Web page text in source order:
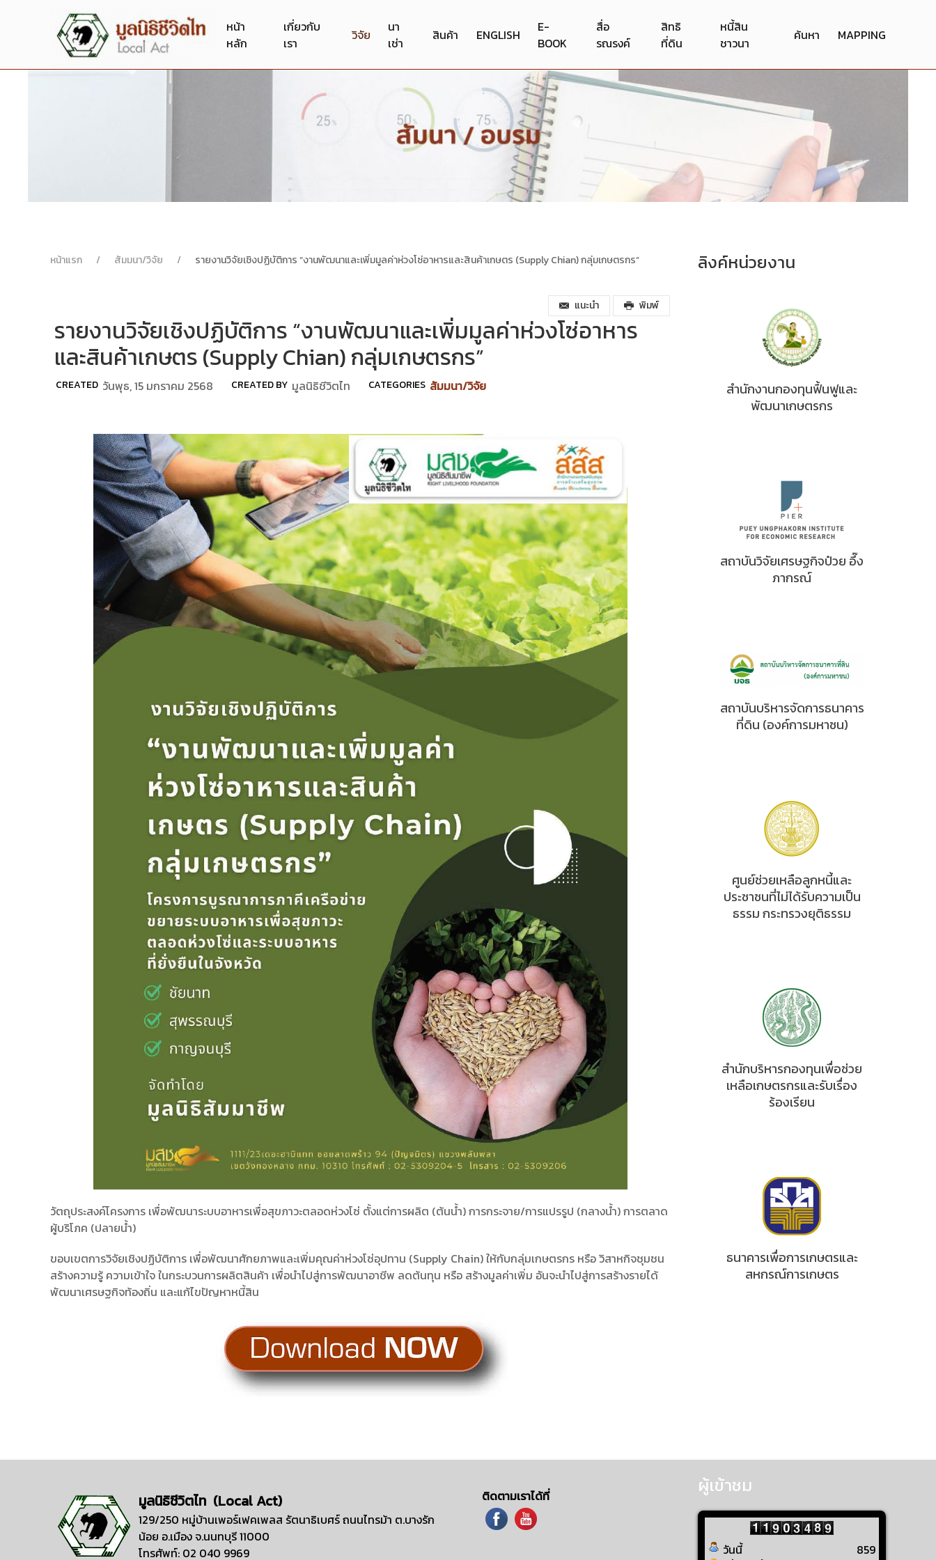
หน้า
หลัก
เกี่ยวกับ
เรา
วิจัย
นา
เช่า
สินค้า ENGLISH
E-
BOOK
สื่อ
รณรงค์
สิทธิ
ที่ดิน
หนี้สิน
ชาวนา
ค้นหา MAPPING
หน้าแรก สัมมนา/วิจัย รายงานวิจัยเชิงปฏิบัติการ “งานพัฒนาและเพิ่มมูลค่าห่วงโซ่อาหารและสินค้าเกษตร (Supply Chian) กลุ่มเกษตรกร”
แนะนำ พิมพ์
รายงานวิจัยเชิงปฏิบัติการ “งานพัฒนาและเพิ่มมูลค่าห่วงโซ่อาหาร
และสินค้าเกษตร (Supply Chian) กลุ่มเกษตรกร”
CREATED วันพุธ, 15 มกราคม 2568 CREATED BY มูลนิธิชีวิตไท CATEGORIES สัมมนา/วิจัย
วัตถุประสงค์โครงการ เพื่อพัฒนาระบบอาหารเพื่อสุขภาวะตลอดห่วงโซ่ ตั้งแต่การผลิต (ต้นน้ำ) การกระจาย/การแปรรูป (กลางน้ำ) การตลาด
ผู้บริโภค (ปลายน้ำ)
ขอบเขตการวิจัยเชิงปฏิบัติการ เพื่อพัฒนาศักยภาพและเพิ่มคุณค่าห่วงโซ่อุปทาน (Supply Chain) ให้กับกลุ่มเกษตรกร หรือ วิสาหกิจชุมชน
สร้างความรู้ ความเข้าใจ ในกระบวนการผลิตสินค้า เพื่อนำไปสู่การพัฒนาอาชีพ ลดต้นทุน หรือ สร้างมูลค่าเพิ่ม อันจะนำไปสู่การสร้างรายได้
พัฒนาเศรษฐกิจท้องถิ่น และแก้ไขปัญหาหนี้สิน
ลิงค์หน่วยงาน
สำนักงานกองทุนฟื้นฟูและ
พัฒนาเกษตรกร
สถาบันวิจัยเศรษฐกิจป๋วย อึ๊ง
ภากรณ์
สถาบันบริหารจัดการธนาคาร
ที่ดิน (องค์การมหาชน)
ศูนย์ช่วยเหลือลูกหนี้และ
ประชาชนที่ไม่ได้รับความเป็น
ธรรม กระทรวงยุติธรรม
สำนักบริหารกองทุนเพื่อช่วย
เหลือเกษตรกรและรับเรื่อง
ร้องเรียน
ธนาคารเพื่อการเกษตรและ
สหกรณ์การเกษตร
มูลนิธิชีวิตไท (Local Act)
129/250 หมู่บ้านเพอร์เฟคเพลส รัตนาธิเบศร์ ถนนไทรม้า ต.บางรัก
น้อย อ.เมือง จ.นนทบุรี 11000
โทรศัพท์: 02 040 9969
ติดตามเราได้ที่ ผู้เข้าชม
วันนี้
859